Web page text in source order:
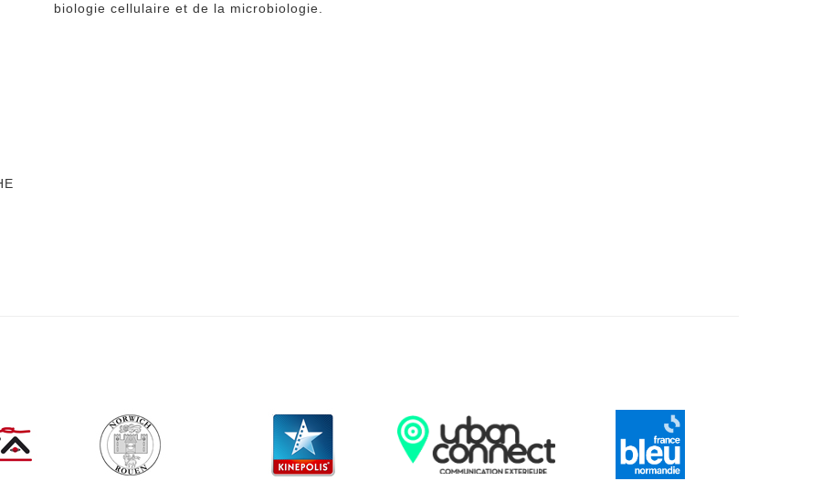
biologie cellulaire et de la microbiologie.